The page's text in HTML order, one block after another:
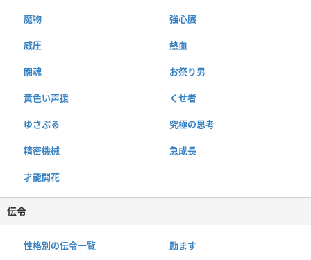
魔物 強心臓
威圧 熱血
闘魂 お祭り男
黄色い声援 くせ者
ゆさぶる 究極の思考
精密機械 急成長
才能開花
伝令
性格別の伝令一覧 励ます